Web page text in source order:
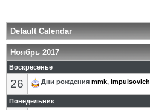
Default Calendar
Ноябрь 2017
Воскресенье
26 Дни рождения mmk, impulsovich
Понедельник